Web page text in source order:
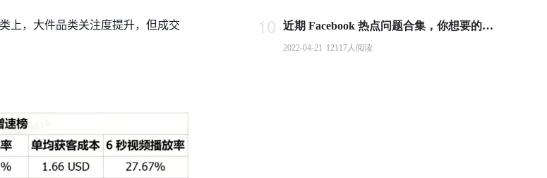
上，大件品类关注度提升，但成交
10 近期 Facebook 热点问题合集，你想要的答案都在这里！
2022-04-21 12117人阅读